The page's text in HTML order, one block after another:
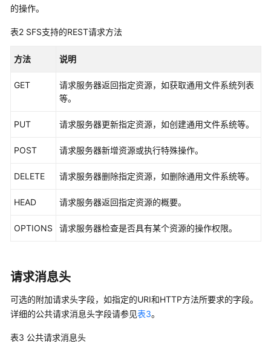
何
用
回
快
速
入
门
的操作。
表2 SFS支持的REST请求方法
方法 说明
GET
请求服务器返回指定资源，如获取通用文件系统列表
等。
PUT 请求服务器更新指定资源，如创建通用文件系统等。
POST 请求服务器新增资源或执行特殊操作。
DELETE 请求服务器删除指定资源，如删除通用文件系统等。
HEAD 请求服务器返回指定资源的概要。
OPTIONS 请求服务器检查是否具有某个资源的操作权限。
请求消息头
可选的附加请求头字段，如指定的URI和HTTP方法所要求的字段。
详细的公共请求消息头字段请参见表3。
表3 公共请求消息头